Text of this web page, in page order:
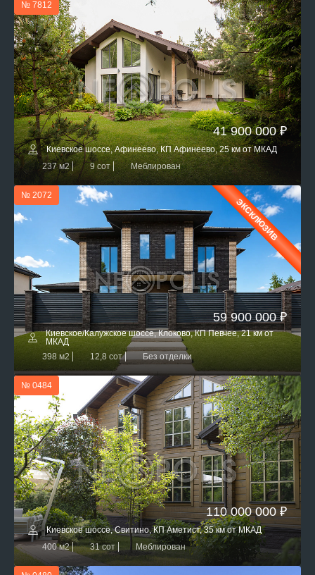
№ 7812
41 900 000 ₽
Киевское шоссе, Афинеево, КП Афинеево, 25 км от МКАД
237 м2
9 сот Меблирован
№ 2072
ЭКСКЛЮЗИВ
59 900 000 ₽
Киевское/Калужское шоссе, Клоково, КП Певчее, 21 км от
МКАД
398 м2
12,8 сот Без отделки
№ 0484
110 000 000 ₽
Киевское шоссе, Свитино, КП Аметист, 35 км от МКАД
400 м2
31 сот Меблирован